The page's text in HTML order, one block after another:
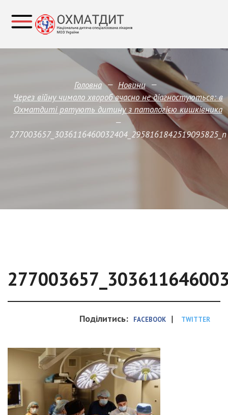
Головна — Новини —
Через війну чимало хвороб вчасно не діагностуються: в
Охматдиті рятують дитину з патологією кишківника
—
277003657_3036116460032404_2958161842519095825_n
Поділитись: FACEBOOK | TWITTER